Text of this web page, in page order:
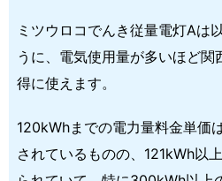
ミツウロコでんき従量電灯Aは
うに、電気使用量が多いほど
得に使えます。
120kWhまでの電力量料金単価
されているものの、121kWh以